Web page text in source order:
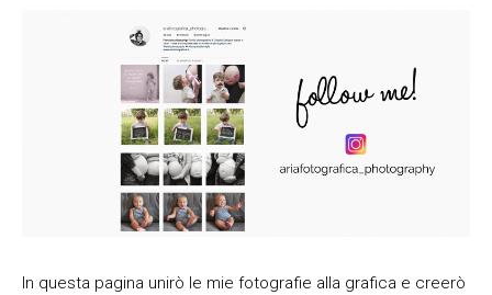
In questa pagina unirò le mie fotografie alla grafica e creerò